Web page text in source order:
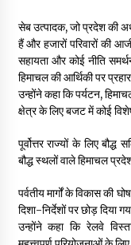
सेब उत्पादक, जो प्रदेश की
हैं और हजारों परिवारों की
सहायता और कोई नीति
हिमाचल की आर्थिकी पर
उन्होंने कहा कि पर्यटन,
क्षेत्र के लिए बजट में कोई
पूर्वोत्तर राज्यों के लिए
बौद्ध स्थलों वाले हिमाचल
पर्वतीय मार्गों के विकास की
दिशा-निर्देशों पर छोड़ दिया
उन्होंने कहा कि रेलवे